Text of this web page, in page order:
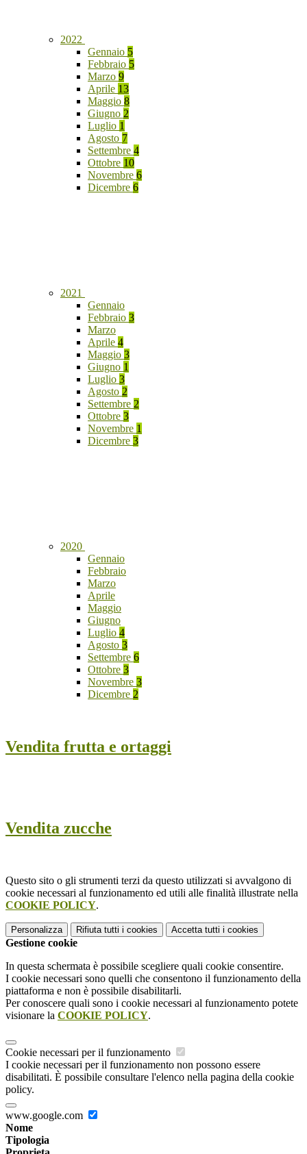
2022
Gennaio 5
Febbraio 5
Marzo 9
Aprile 13
Maggio 8
Giugno 2
Luglio 1
Agosto 7
Settembre 4
Ottobre 10
Novembre 6
Dicembre 6
2021
Gennaio
Febbraio 3
Marzo
Aprile 4
Maggio 3
Giugno 1
Luglio 3
Agosto 2
Settembre 2
Ottobre 3
Novembre 1
Dicembre 3
2020
Gennaio
Febbraio
Marzo
Aprile
Maggio
Giugno
Luglio 4
Agosto 3
Settembre 6
Ottobre 3
Novembre 3
Dicembre 2
Vendita frutta e ortaggi
Vendita zucche
Questo sito o gli strumenti terzi da questo utilizzati si avvalgono di
cookie necessari al funzionamento ed utili alle finalità illustrate nella
COOKIE POLICY.
Personalizza Rifiuta tutti i cookies Accetta tutti i cookies
Gestione cookie
In questa schermata è possibile scegliere quali cookie consentire.
I cookie necessari sono quelli che consentono il funzionamento della
piattaforma e non è possibile disabilitarli.
Per conoscere quali sono i cookie necessari al funzionamento potete
visionare la COOKIE POLICY.
Cookie necessari per il funzionamento
I cookie necessari per il funzionamento non possono essere
disabilitati. È possibile consultare l'elenco nella pagina della cookie
policy.
www.google.com
Nome
Tipologia